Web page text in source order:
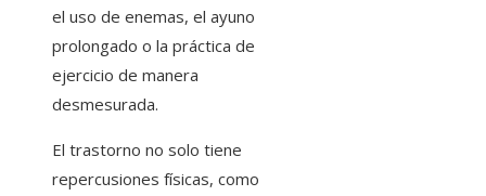
el uso de enemas, el ayuno
prolongado o la práctica de
ejercicio de manera
desmesurada.
El trastorno no solo tiene
repercusiones físicas, como